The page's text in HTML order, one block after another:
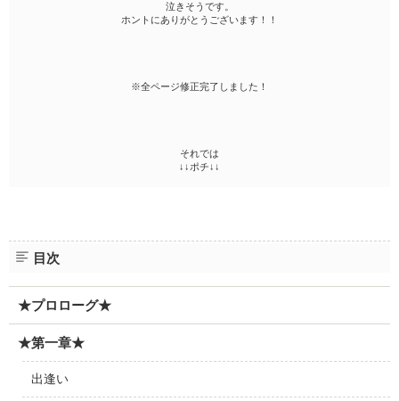
泣きそうです。
ホントにありがとうございます！！
※全ページ修正完了しました！
それでは
↓↓ポチ↓↓
目次
★プロローグ★
★第一章★
出逢い